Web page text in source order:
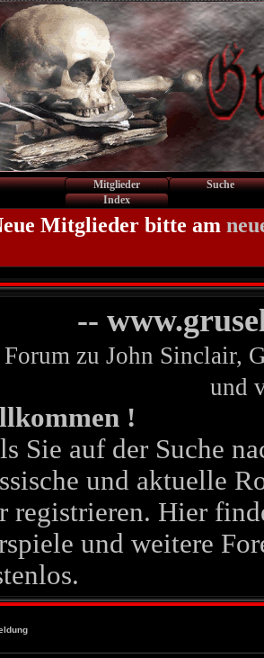
Mitglieder
Suche
Index
Mitglieder bitte am
--
Forum zu John Sinclair,
und
!
Sie auf der Suche
und aktuelle
registrieren. Hier
und weitere